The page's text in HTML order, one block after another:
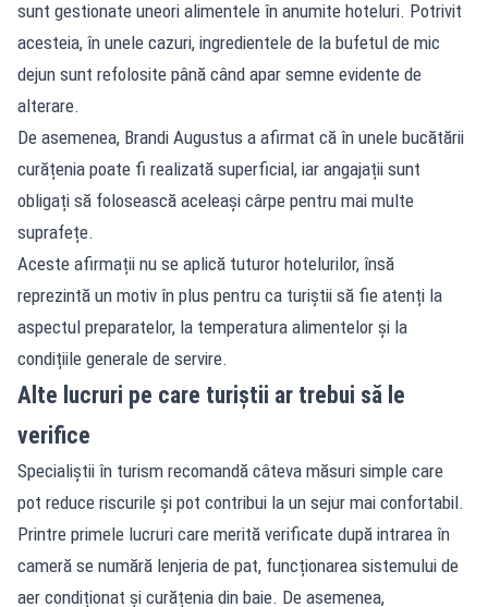
sunt gestionate uneori alimentele în anumite hoteluri. Potrivit
acesteia, în unele cazuri, ingredientele de la bufetul de mic
dejun sunt refolosite până când apar semne evidente de
alterare.
De asemenea, Brandi Augustus a afirmat că în unele bucătării
curățenia poate fi realizată superficial, iar angajații sunt
obligați să folosească aceleași cârpe pentru mai multe
suprafețe.
Aceste afirmații nu se aplică tuturor hotelurilor, însă
reprezintă un motiv în plus pentru ca turiștii să fie atenți la
aspectul preparatelor, la temperatura alimentelor și la
condițiile generale de servire.
Alte lucruri pe care turiștii ar trebui să le
verifice
Specialiștii în turism recomandă câteva măsuri simple care
pot reduce riscurile și pot contribui la un sejur mai confortabil.
Printre primele lucruri care merită verificate după intrarea în
cameră se numără lenjeria de pat, funcționarea sistemului de
aer condiționat și curățenia din baie. De asemenea,